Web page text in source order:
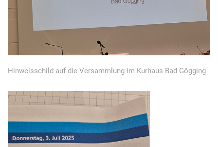
Hinweisschild auf die Versammlung im Kurhaus Bad Gögging